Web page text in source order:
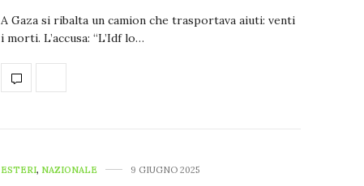
A Gaza si ribalta un camion che trasportava aiuti: venti
i morti. L’accusa: “L’Idf lo…
ESTERI, NAZIONALE 9 GIUGNO 2025